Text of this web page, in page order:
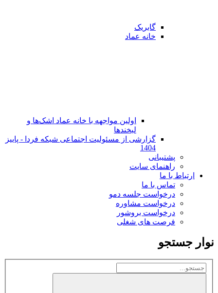
گابریک
خانه عماد
اولین مواجهه با خانه عماد اشک‌ها و
لبخندها
گزارشی از مسئولیت اجتماعی شبکه فردا - پاییز
1404
پشتیبانی
راهنمای سایت
ارتباط با ما
تماس با ما
در‌خواست جلسه دمو
درخواست مشاوره
درخواست بروشور
فرصت های شغلی
جستجو